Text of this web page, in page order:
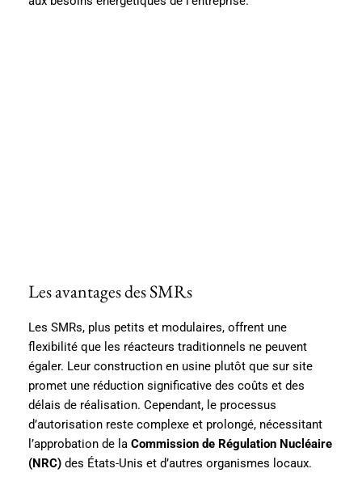
Les avantages des SMRs
Les SMRs, plus petits et modulaires, offrent une
flexibilité que les réacteurs traditionnels ne peuvent
égaler. Leur construction en usine plutôt que sur site
promet une réduction significative des coûts et des
délais de réalisation. Cependant, le processus
d’autorisation reste complexe et prolongé, nécessitant
l’approbation de la Commission de Régulation Nucléaire
(NRC) des États-Unis et d’autres organismes locaux.